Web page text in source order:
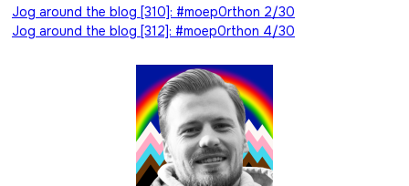
Beitragsnavigation
Jog around the blog [310]: #moep0rthon 2/30
Jog around the blog [312]: #moep0rthon 4/30